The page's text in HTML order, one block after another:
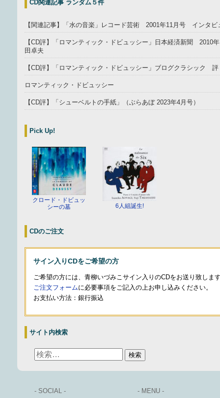
CD関連記事 ランダム５件
【関連記事】「水の音楽」レコード芸術 2001年11月号 インタビ
【CD評】「ロマンティック・ドビュッシー」日本経済新聞 2010
田卓夫
【CD評】「ロマンティック・ドビュッシー」ブログクラシック
ロマンティック・ドビュッシー
【CD評】「シューベルトの手紙」（ぶらあぼ 2023年4月号）
Pick Up!
クロード・ドビュッ
シーの墓
6人組誕生!
CDのご注文
サイン入りCDをご希望の方
ご希望の方には、青柳いづみこサイン入りのCDをお送り致しま
ご注文フォームに必要事項をご記入の上お申し込みください。
お支払い方法：銀行振込
サイト内検索
- SOCIAL - - MENU -